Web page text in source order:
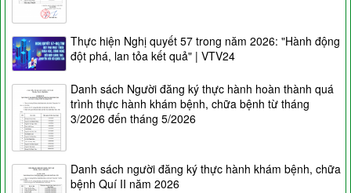
Thực hiện Nghị quyết 57 trong năm 2026: "Hành động
đột phá, lan tỏa kết quả" | VTV24
Danh sách Người đăng ký thực hành hoàn thành quá
trình thực hành khám bệnh, chữa bệnh từ tháng
3/2026 đến tháng 5/2026
Danh sách người đăng ký thực hành khám bệnh, chữa
bệnh Quí II năm 2026